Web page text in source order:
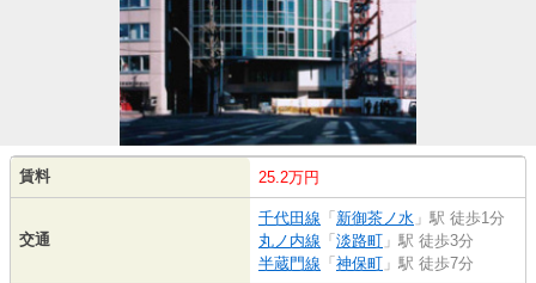
賃料 25.2万円
交通
千代田線 「 新御茶ノ水 」駅 徒歩1分
丸ノ内線 「 淡路町 」駅 徒歩3分
半蔵門線 「 神保町 」駅 徒歩7分